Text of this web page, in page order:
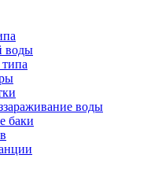
воды
воды
баки